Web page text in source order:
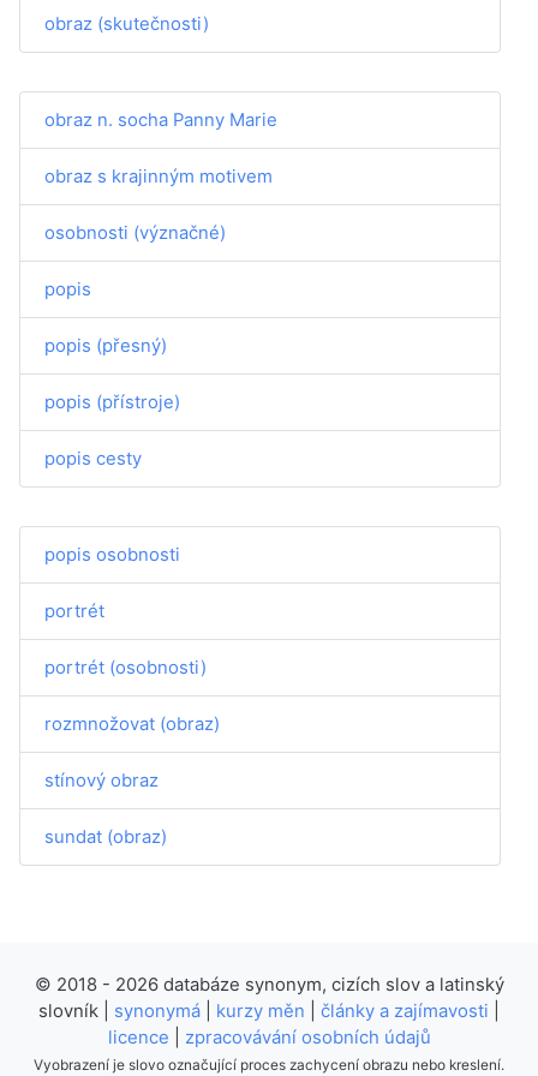
obraz (skutečnosti)
obraz n. socha Panny Marie
obraz s krajinným motivem
osobnosti (význačné)
popis
popis (přesný)
popis (přístroje)
popis cesty
popis osobnosti
portrét
portrét (osobnosti)
rozmnožovat (obraz)
stínový obraz
sundat (obraz)
© 2018 - 2026 databáze synonym, cizích slov a latinský
slovník | synonymá kurzy měn články a zajímavosti
licence
zpracovávání osobních údajů
Vyobrazení je slovo označující proces zachycení obrazu nebo kreslení.